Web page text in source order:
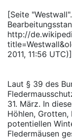
[Seite
http://
2011, 11:56 UTC)]
Laut § 39 des
31. März. In
Höhlen, Grotten,
potentiellen
Fledermäusen